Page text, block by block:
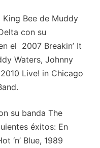
King Bee de Muddy
con su
el 2007 Breakin’ It
Waters, Johnny
Live! in Chicago
su banda The
éxitos: En
‘n’ Blue, 1989